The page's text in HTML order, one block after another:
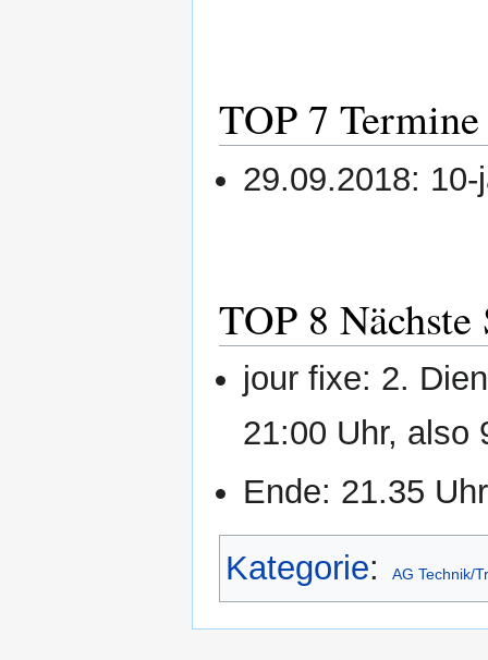
TOP 7 Termine
29.09.2018:
TOP 8
jour fixe: 2.
21:00 Uhr, also
Ende: 21.35 Uhr
Kategorie: AG Technik/